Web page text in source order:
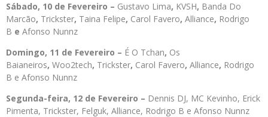
Sábado, 10 de Fevereiro – Gustavo Lima, KVSH, Banda Do
Marcão, Trickster, Taina Felipe, Carol Favero, Alliance, Rodrigo
B e Afonso Nunnz
Domingo, 11 de Fevereiro – É O Tchan, Os
Baianeiros, Woo2tech, Trickster, Carol Favero, Alliance, Rodrigo
B e Afonso Nunnz
Segunda-feira, 12 de Fevereiro – Dennis DJ, MC Kevinho, Erick
Pimenta, Trickster, Felguk, Alliance, Rodrigo B e Afonso Nunnz